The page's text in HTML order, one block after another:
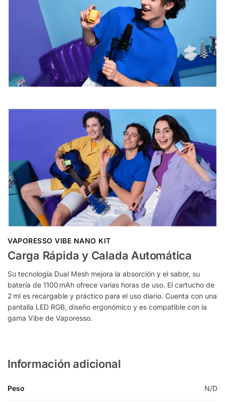
VAPORESSO VIBE NANO KIT
Carga Rápida y Calada Automática
Su tecnología Dual Mesh mejora la absorción y el sabor, su
batería de 1100 mAh ofrece varias horas de uso. El cartucho de
2 ml es recargable y práctico para el uso diario. Cuenta con una
pantalla LED RGB, diseño ergonómico y es compatible con la
gama Vibe de Vaporesso.
Información adicional
Peso N/D